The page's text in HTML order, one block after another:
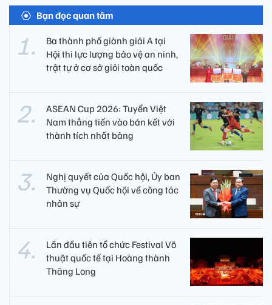
Bạn đọc quan tâm
Ba thành phố giành giải A tại
Hội thi lực lượng bảo vệ an ninh,
trật tự ở cơ sở giỏi toàn quốc
ASEAN Cup 2026: Tuyển Việt
Nam thẳng tiến vào bán kết với
thành tích nhất bảng
Nghị quyết của Quốc hội, Ủy ban
Thường vụ Quốc hội về công tác
nhân sự
Lần đầu tiên tổ chức Festival Võ
thuật quốc tế tại Hoàng thành
Thăng Long